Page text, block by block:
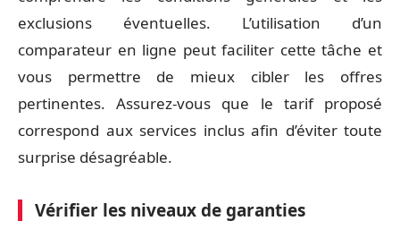
exclusions éventuelles. L’utilisation d’un
comparateur en ligne peut faciliter cette tâche et
vous permettre de mieux cibler les offres
pertinentes. Assurez-vous que le tarif proposé
correspond aux services inclus afin d’éviter toute
surprise désagréable.
Vérifier les niveaux de garanties